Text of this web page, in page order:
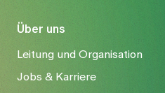
Über uns
Leitung und Organisation
Jobs & Karriere